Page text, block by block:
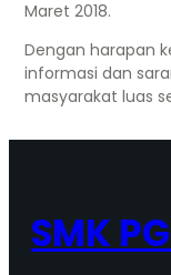
Maret 2018.
Dengan harapan
informasi dan
masyarakat luas
SMK